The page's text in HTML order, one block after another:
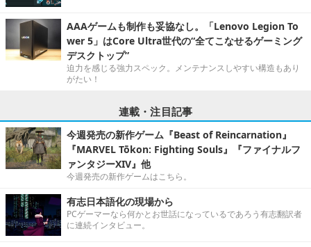
AAAゲームも制作も妥協なし。「Lenovo Legion To
wer 5」はCore Ultra世代の“全てこなせるゲーミング
デスクトップ”
迫力を感じる強力スペック。メンテナンスしやすい構造もあり
がたい！
連載・注目記事
今週発売の新作ゲーム『Beast of Reincarnation』
『MARVEL Tōkon: Fighting Souls』『ファイナルフ
ァンタジーXIV』他
今週発売の新作ゲームはこちら。
有志日本語化の現場から
PCゲーマーなら何かとお世話になっているであろう有志翻訳者
に連続インタビュー。